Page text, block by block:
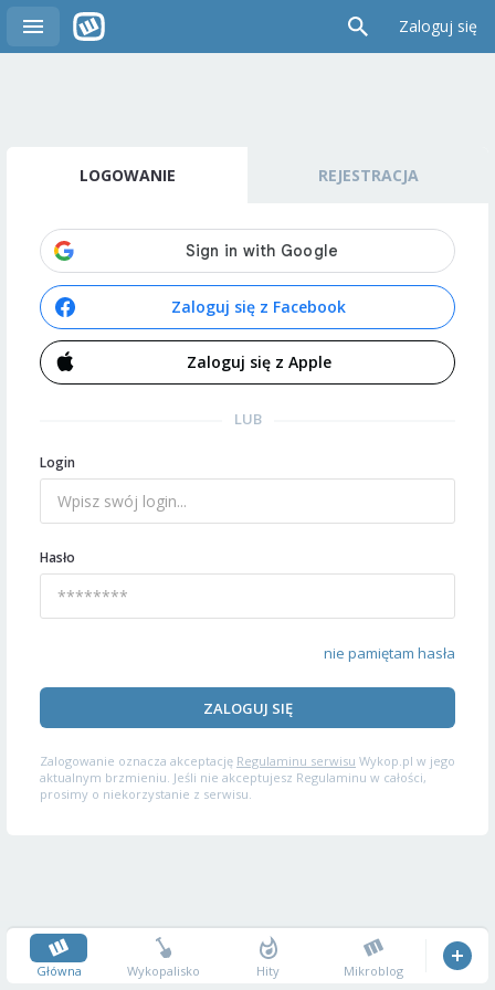
Zaloguj się
LOGOWANIE REJESTRACJA
Zaloguj się z Facebook
Zaloguj się z Apple
LUB
Login
Hasło
nie pamiętam hasła
ZALOGUJ SIĘ
Zalogowanie oznacza akceptację Regulaminu serwisu Wykop.pl w jego
aktualnym brzmieniu. Jeśli nie akceptujesz Regulaminu w całości,
prosimy o niekorzystanie z serwisu.
Główna Wykopalisko Hity Mikroblog